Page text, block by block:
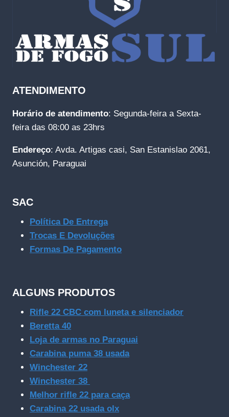
ATENDIMENTO
Horário de atendimento: Segunda-feira a Sexta-
feira das 08:00 as 23hrs
Endereço: Avda. Artigas casi, San Estanislao 2061,
Asunción, Paraguai
SAC
Política De Entrega
Trocas E Devoluções
Formas De Pagamento
ALGUNS PRODUTOS
Rifle 22 CBC com luneta e silenciador
Beretta 40
Loja de armas no Paraguai
Carabina puma 38 usada
Winchester 22
Winchester 38
Melhor rifle 22 para caça
Carabina 22 usada olx